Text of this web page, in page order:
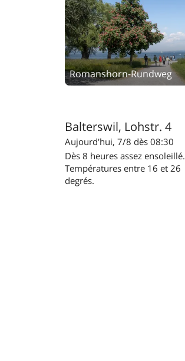
Romanshorn-Rundweg
Balterswil, Lohstr. 4
Aujourd'hui, 7/8 dès 08:30
Dès 8 heures assez ensoleillé.
Températures entre 16 et 26
degrés.